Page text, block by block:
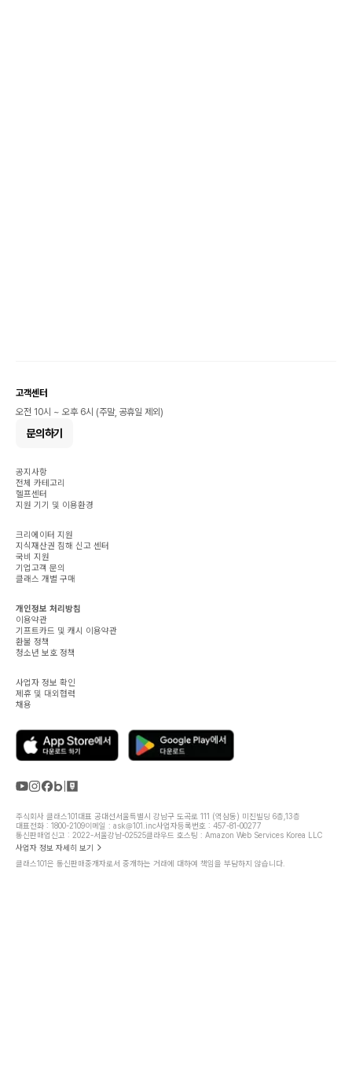
고객센터
오전 10시 ~ 오후 6시 (주말, 공휴일 제외)
문의하기
공지사항
전체 카테고리
헬프센터
지원 기기 및 이용환경
크리에이터 지원
지식재산권 침해 신고 센터
국비 지원
기업고객 문의
클래스 개별 구매
개인정보 처리방침
이용약관
기프트카드 및 캐시 이용약관
환불 정책
청소년 보호 정책
사업자 정보 확인
제휴 및 대외협력
채용
주식회사 클래스101대표 공대선서울특별시 강남구 도곡로 111 (역삼동) 미진빌딩 6층,13층
대표전화 : 1800-2109이메일 : ask@101.inc사업자등록번호 : 457-81-00277
통신판매업신고 : 2022-서울강남-02525클라우드 호스팅 : Amazon Web Services Korea LLC
사업자 정보 자세히 보기
클래스101은 통신판매중개자로서 중개하는 거래에 대하여 책임을 부담하지 않습니다.